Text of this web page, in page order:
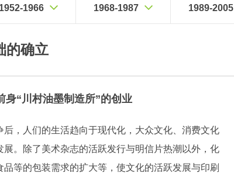
1952-1966 1968-1987 1989-2005
的确立
身“川村油墨制造所”的创业
后，人们的生活趋向于现代化，大众文化、消费文化
展。除了美术杂志的活跃发行与明信片热潮以外，化
品等的包装需求的扩大等，使文化的活跃发展与印刷